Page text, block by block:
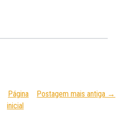
Postagem mais antiga →
Página
inicial